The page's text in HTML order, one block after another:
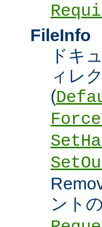
FileInfo
ドキ
ィレ
(
ント